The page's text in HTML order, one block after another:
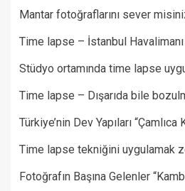
Mantar fotoğraflarını sever
Time lapse – İstanbul
Stüdyo ortamında time lapse
Time lapse – Dışarıda bile
Türkiye’nin Dev Yapıları “Çamlıca
Time lapse tekniğini uygulamak
Fotoğrafın Başına Gelenler